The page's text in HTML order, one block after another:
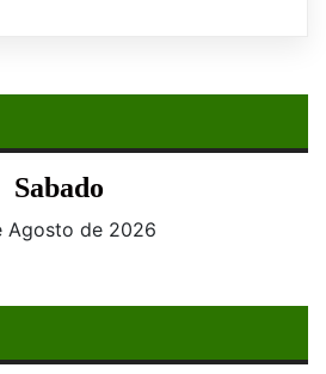
Sabado
Agosto de 2026